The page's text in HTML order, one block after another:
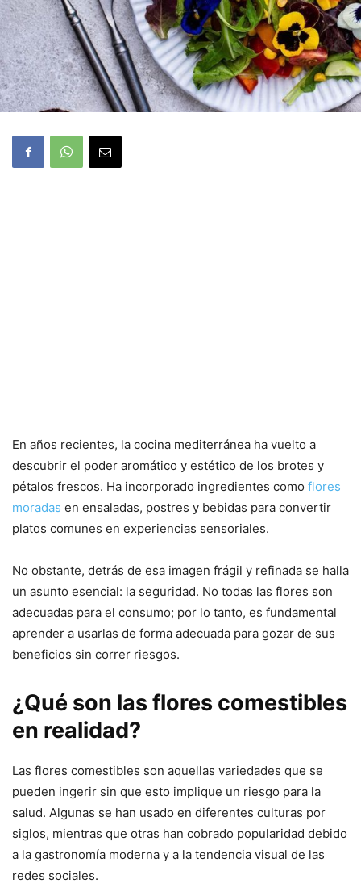
En años recientes, la cocina mediterránea ha vuelto a
descubrir el poder aromático y estético de los brotes y
pétalos frescos. Ha incorporado ingredientes como flores
moradas en ensaladas, postres y bebidas para convertir
platos comunes en experiencias sensoriales.
No obstante, detrás de esa imagen frágil y refinada se halla
un asunto esencial: la seguridad. No todas las flores son
adecuadas para el consumo; por lo tanto, es fundamental
aprender a usarlas de forma adecuada para gozar de sus
beneficios sin correr riesgos.
¿Qué son las flores comestibles
en realidad?
Las flores comestibles son aquellas variedades que se
pueden ingerir sin que esto implique un riesgo para la
salud. Algunas se han usado en diferentes culturas por
siglos, mientras que otras han cobrado popularidad debido
a la gastronomía moderna y a la tendencia visual de las
redes sociales.